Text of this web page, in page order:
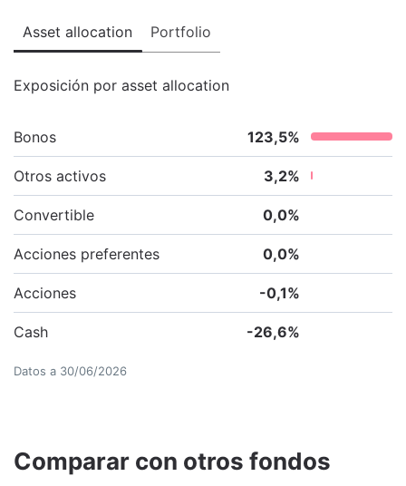
Asset allocation Portfolio
Exposición por asset allocation
Bonos 123,5%
Otros activos 3,2%
Convertible 0,0%
Acciones preferentes 0,0%
Acciones -0,1%
Cash -26,6%
Datos a 30/06/2026
Comparar con otros fondos